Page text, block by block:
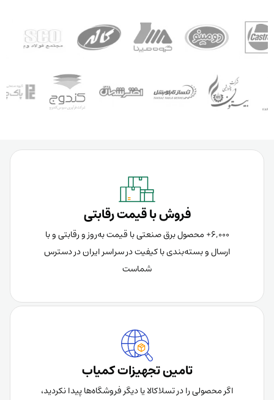
فروش با قیمت رقابتی
6,000+ محصول برق صنعتی با قیمت به‌روز و رقابتی و با
ارسال و بسته‌بندی با کیفیت در سراسر ایران در دسترس
شماست
تامین تجهیزات کمیاب
اگر محصولی را در تسلاکالا یا دیگر فروشگاه‌ها پیدا نکردید،